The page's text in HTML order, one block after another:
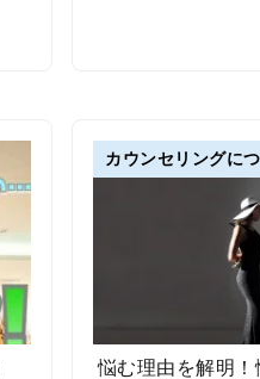
カウンセリングに
悩む理由を解明